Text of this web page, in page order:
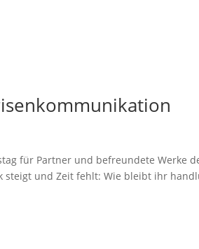
für Partner und befreundete Werke
steigt und Zeit fehlt: Wie bleibt ihr